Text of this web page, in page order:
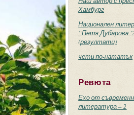
Хамбург
Национален
“Петя Дубарова
(резултати)
чети по-нататък
Ревюта
Ехо от
литература – 2